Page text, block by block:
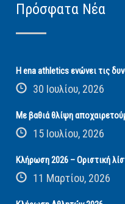
Πρόσφατα Νέα
Η ena athletics ενώνει τις
30 Ιουλίου, 2026
Με βαθιά θλίψη
15 Ιουλίου, 2026
Κλήρωση 2026 – Οριστική
11 Μαρτίου, 2026